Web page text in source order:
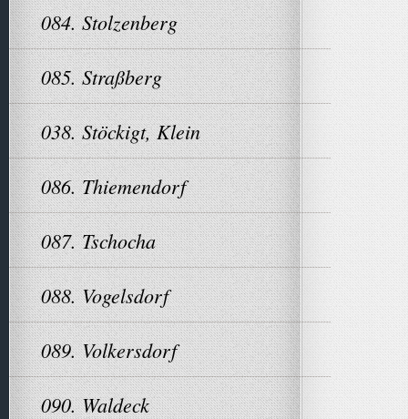
084. Stolzenberg
085. Straßberg
038. Stöckigt, Klein
086. Thiemendorf
087. Tschocha
088. Vogelsdorf
089. Volkersdorf
090. Waldeck